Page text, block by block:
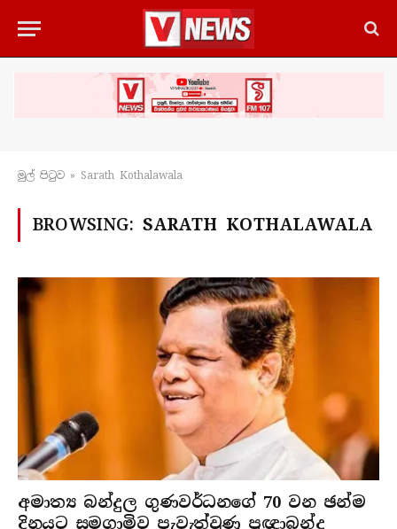
මුල් පිටු​ව » Sarath Kothalawala
BROWSING: SARATH KOTHALAWALA
අමාත්‍ය බන්දුල ගුණවර්ධනගේ 70 වන ඡන්ම
දිනයට සමගාමිව පැවැත්වුණු ප්‍රඥාබන්දු